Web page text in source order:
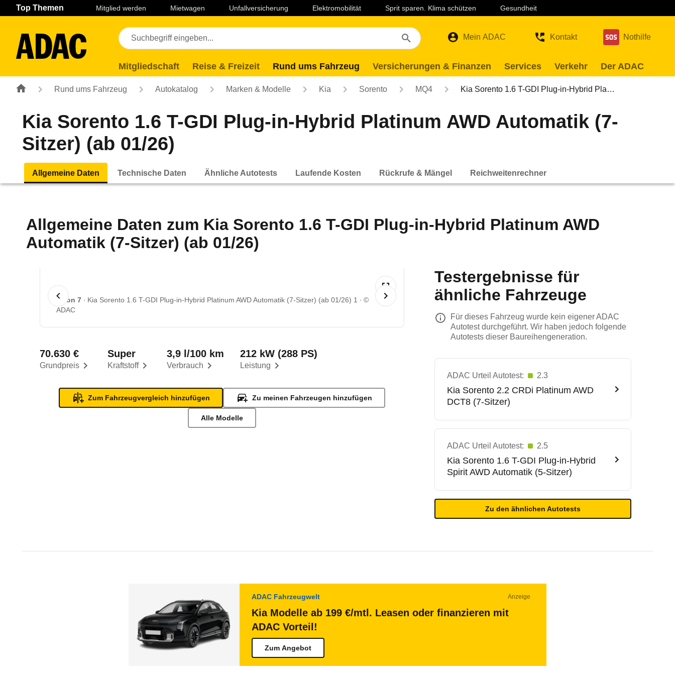
Navigation Seiteninhalt Fußzeile
Top Themen Mitglied werden Mietwagen Unfallversicherung Elektromobilität Sprit sparen. Klima schützen Gesundheit
Mein ADAC Kontakt Nothilfe
Mitgliedschaft Reise & Freizeit Rund ums Fahrzeug Versicherungen & Finanzen Services Verkehr Der ADAC
Rund ums Fahrzeug Autokatalog Marken & Modelle Kia Sorento MQ4 Kia Sorento 1.6 T-GDI Plug-in-Hybrid Pla…
Kia Sorento 1.6 T-GDI Plug-in-Hybrid Platinum AWD Automatik (7-
Sitzer) (ab 01/26)
Allgemeine Daten Technische Daten Ähnliche Autotests Laufende Kosten Rückrufe & Mängel Reichweitenrechner
Allgemeine Daten zum Kia Sorento 1.6 T-GDI Plug-in-Hybrid Platinum AWD
Automatik (7-Sitzer) (ab 01/26)
1 von 7 Kia Sorento 1.6 T-GDI Plug-in-Hybrid Platinum AWD Automatik (7-Sitzer) (ab 01/26) 1
©
ADAC
Grundpreis
70.630 €
Kraftstoff
Super
Verbrauch
3,9 l/100 km
Leistung
212 kW (288 PS)
Zum Fahrzeugvergleich hinzufügen Zu meinen Fahrzeugen hinzufügen
Alle Modelle
Testergebnisse für
ähnliche Fahrzeuge
Für dieses Fahrzeug wurde kein eigener ADAC
Autotest durchgeführt. Wir haben jedoch folgende
Autotests dieser Baureihengeneration.
ADAC Urteil Autotest: 2.3
Kia Sorento 2.2 CRDi Platinum AWD
DCT8 (7-Sitzer)
ADAC Urteil Autotest: 2.5
Kia Sorento 1.6 T-GDI Plug-in-Hybrid
Spirit AWD Automatik (5-Sitzer)
Zu den ähnlichen Autotests
ADAC Fahrzeugwelt Anzeige
Kia Modelle ab 199 €/mtl. Leasen oder finanzieren mit
ADAC Vorteil!
Zum Angebot